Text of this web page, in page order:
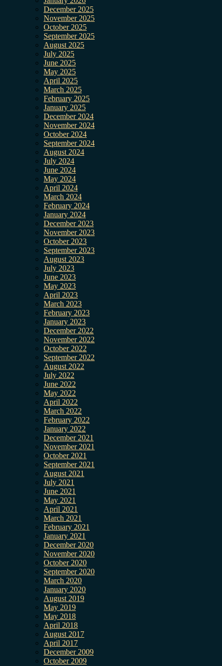
December 2025
November 2025
October 2025
September 2025
August 2025
July 2025
June 2025
May 2025
April 2025
March 2025
February 2025
January 2025
December 2024
November 2024
October 2024
September 2024
August 2024
July 2024
June 2024
May 2024
April 2024
March 2024
February 2024
January 2024
December 2023
November 2023
October 2023
September 2023
August 2023
July 2023
June 2023
May 2023
April 2023
March 2023
February 2023
January 2023
December 2022
November 2022
October 2022
September 2022
August 2022
July 2022
June 2022
May 2022
April 2022
March 2022
February 2022
January 2022
December 2021
November 2021
October 2021
September 2021
August 2021
July 2021
June 2021
May 2021
April 2021
March 2021
February 2021
January 2021
December 2020
November 2020
October 2020
September 2020
March 2020
January 2020
August 2019
May 2019
May 2018
April 2018
August 2017
April 2017
December 2009
October 2009